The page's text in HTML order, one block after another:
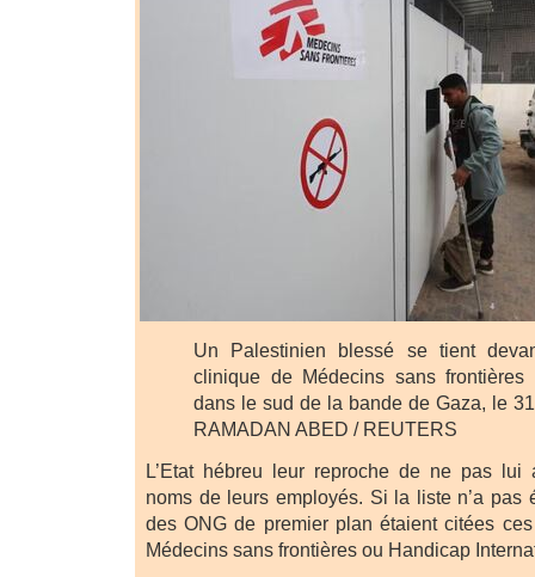
Un Palestinien blessé se tient
clinique de Médecins sans frontières
dans le sud de la bande de Gaza, le
RAMADAN ABED / REUTERS
L’Etat hébreu leur reproche de ne pas lui
noms de leurs employés. Si la liste n’a pas
des ONG de premier plan étaient citées
Médecins sans frontières ou Handicap